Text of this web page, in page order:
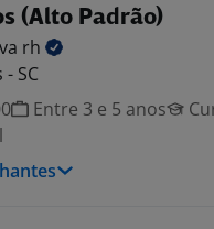
(Alto Padrão)
rh
SC
Entre 3 e 5 anos